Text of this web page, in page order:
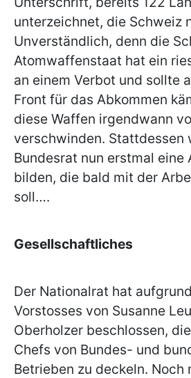
unterzeichnet, die Schweiz
Unverständlich, denn die
Atomwaffenstaat hat ein
an einem Verbot und sollte
Front für das Abkommen
diese Waffen irgendwann
verschwinden. Stattdessen
Bundesrat nun erstmal
bilden, die bald mit der
soll….
Gesellschaftliches
Der Nationalrat hat
Vorstosses von Susanne
Oberholzer beschlossen,
Chefs von Bundes- und
Betrieben zu deckeln. Noch